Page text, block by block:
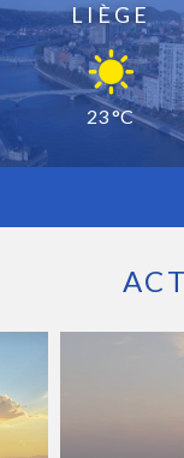
LIÈGE
23 °C